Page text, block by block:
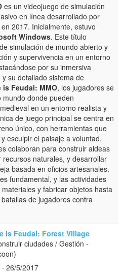
es un videojuego de simulación
en línea desarrollado por
2017. Inicialmente, estuvo
Windows. Este título
simulación de mundo abierto y
y supervivencia en un entorno
por su inmersiva
su detallado sistema de
is Feudal: MMO, los jugadores se
donde pueden
en un entorno realista y
de juego principal se centra en
único, con herramientas que
esculpir el paisaje a voluntad.
colaboran para construir aldeas
recursos naturales, y desarrollar
basada en oficios artesanales.
fundamental, y las actividades
y fabricar objetos hasta
de jugadores contra
is Feudal: Forest Village
ciudades / Gestión -
· 26/5/2017